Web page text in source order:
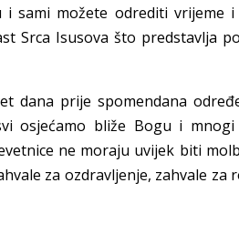
sami možete odrediti vrijeme
Srca Isusova što predstavlja
dana prije spomendana
osjećamo bliže Bogu i
ne moraju uvijek biti
za ozdravljenje, zahvale za